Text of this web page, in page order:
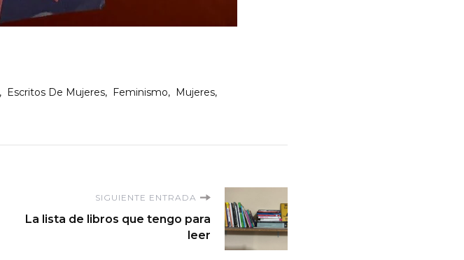
Escritos De Mujeres Feminismo Mujeres
SIGUIENTE ENTRADA
La lista de libros que tengo para
leer